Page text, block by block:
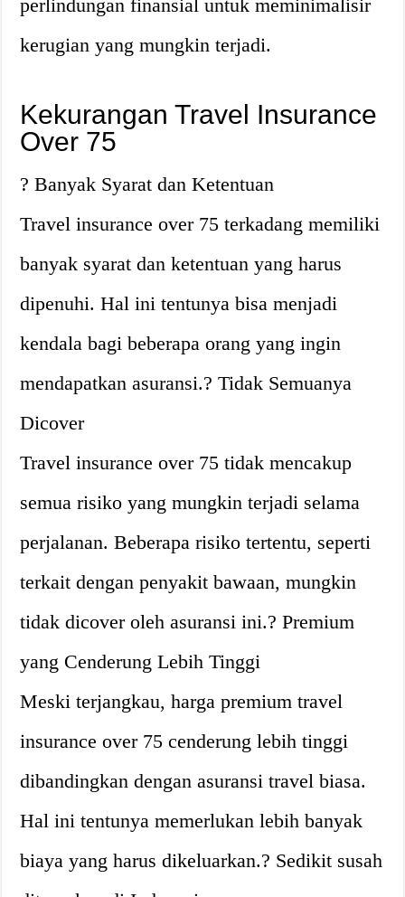
perlindungan finansial untuk meminimalisir
kerugian yang mungkin terjadi.
Kekurangan Travel Insurance
Over 75
? Banyak Syarat dan Ketentuan
Travel insurance over 75 terkadang memiliki
banyak syarat dan ketentuan yang harus
dipenuhi. Hal ini tentunya bisa menjadi
kendala bagi beberapa orang yang ingin
mendapatkan asuransi.? Tidak Semuanya
Dicover
Travel insurance over 75 tidak mencakup
semua risiko yang mungkin terjadi selama
perjalanan. Beberapa risiko tertentu, seperti
terkait dengan penyakit bawaan, mungkin
tidak dicover oleh asuransi ini.? Premium
yang Cenderung Lebih Tinggi
Meski terjangkau, harga premium travel
insurance over 75 cenderung lebih tinggi
dibandingkan dengan asuransi travel biasa.
Hal ini tentunya memerlukan lebih banyak
biaya yang harus dikeluarkan.? Sedikit susah